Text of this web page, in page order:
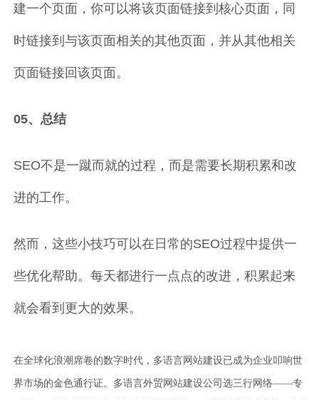
建一个页面，你可以将该页面链接到核心页面，同
时链接到与该页面相关的其他页面，并从其他相关
页面链接回该页面。
05、总结
SEO不是一蹴而就的过程，而是需要长期积累和改
进的工作。
然而，这些小技巧可以在日常的SEO过程中提供一
些优化帮助。每天都进行一点点的改进，积累起来
就会看到更大的效果。
在全球化浪潮席卷的数字时代，多语言网站建设已成为企业叩响世
界市场的金色通行证。多语言外贸网站建设公司选三行网络——专